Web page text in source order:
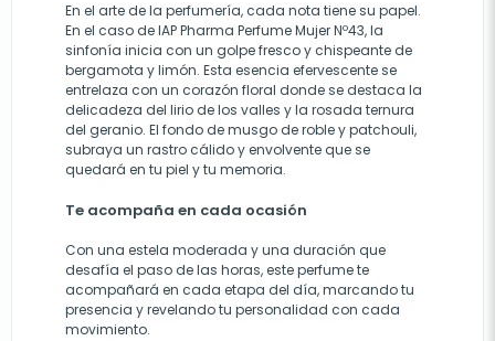
En el arte de la perfumería, cada nota tiene su papel.
En el caso de IAP Pharma Perfume Mujer Nº43, la
sinfonía inicia con un golpe fresco y chispeante de
bergamota y limón. Esta esencia efervescente se
entrelaza con un corazón floral donde se destaca la
delicadeza del lirio de los valles y la rosada ternura
del geranio. El fondo de musgo de roble y patchouli,
subraya un rastro cálido y envolvente que se
quedará en tu piel y tu memoria.
Te acompaña en cada ocasión
Con una estela moderada y una duración que
desafía el paso de las horas, este perfume te
acompañará en cada etapa del día, marcando tu
presencia y revelando tu personalidad con cada
movimiento.